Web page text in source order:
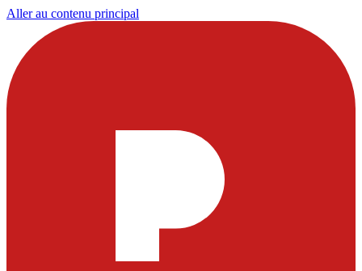
Aller au contenu principal